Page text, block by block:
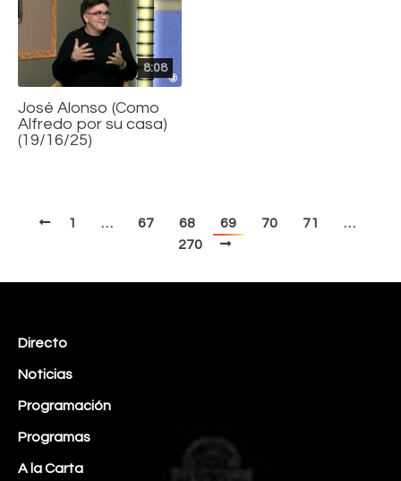
8:08
José Alonso (Como
Alfredo por su casa)
(19/16/25)
1 … 67 68 69 70 71
…
270
Directo
Noticias
Programación
Programas
A la Carta